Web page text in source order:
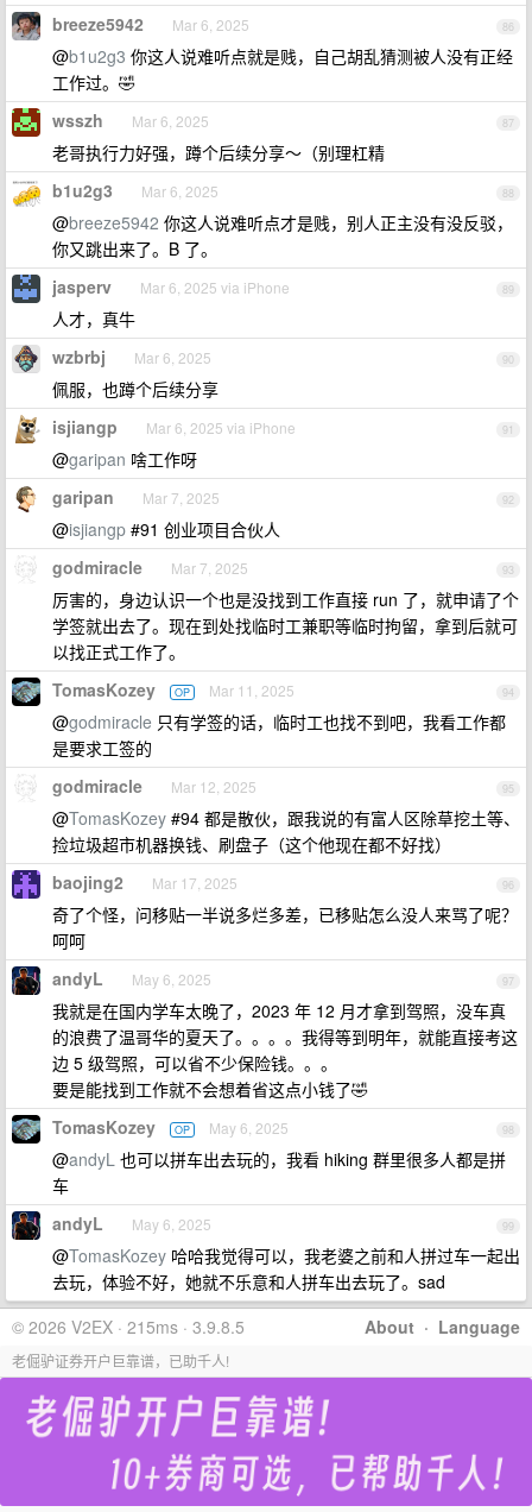
86
breeze5942 Mar 6, 2025
@b1u2g3 你这人说难听点就是贱，自己胡乱猜测被人没有正经
工作过。🤣
87
wsszh Mar 6, 2025
老哥执行力好强，蹲个后续分享～（别理杠精
88
b1u2g3 Mar 6, 2025
@breeze5942 你这人说难听点才是贱，别人正主没有没反驳，
你又跳出来了。B 了。
89
jasperv Mar 6, 2025 via iPhone
人才，真牛
90
wzbrbj Mar 6, 2025
佩服，也蹲个后续分享
91
isjiangp Mar 6, 2025 via iPhone
@garipan 啥工作呀
92
garipan Mar 7, 2025
@isjiangp #91 创业项目合伙人
93
godmiracle Mar 7, 2025
厉害的，身边认识一个也是没找到工作直接 run 了，就申请了个
学签就出去了。现在到处找临时工兼职等临时拘留，拿到后就可
以找正式工作了。
94
TomasKozey OP Mar 11, 2025
@godmiracle 只有学签的话，临时工也找不到吧，我看工作都
是要求工签的
95
godmiracle Mar 12, 2025
@TomasKozey #94 都是散伙，跟我说的有富人区除草挖土等、
捡垃圾超市机器换钱、刷盘子（这个他现在都不好找）
96
baojing2 Mar 17, 2025
奇了个怪，问移贴一半说多烂多差，已移贴怎么没人来骂了呢？
呵呵
97
andyL May 6, 2025
我就是在国内学车太晚了，2023 年 12 月才拿到驾照，没车真
的浪费了温哥华的夏天了。。。。我得等到明年，就能直接考这
边 5 级驾照，可以省不少保险钱。。。
要是能找到工作就不会想着省这点小钱了🤣
98
TomasKozey OP May 6, 2025
@andyL 也可以拼车出去玩的，我看 hiking 群里很多人都是拼
车
99
andyL May 6, 2025
@TomasKozey 哈哈我觉得可以，我老婆之前和人拼过车一起出
去玩，体验不好，她就不乐意和人拼车出去玩了。sad
About · Language
© 2026 V2EX · 215ms · 3.9.8.5
老倔驴证券开户巨靠谱，已助千人!